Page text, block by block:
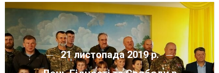
21 листопада 2019 р.